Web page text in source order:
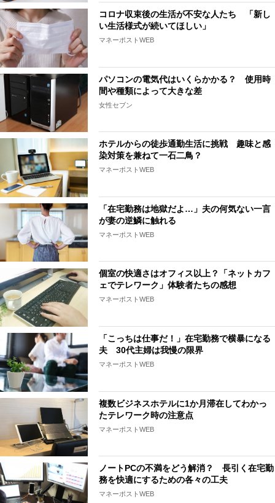
コロナ収束後の生活が不安な人たち 「新し
い生活様式が続いてほしい」
マネーポストWEB
パソコンの電気代はいくらかかる？ 使用時
間や種類によって大きな差
女性セブン
ホテルからの徒歩通勤生活に挑戦 趣味と感
染対策を兼ねて一石二鳥？
マネーポストWEB
「在宅勤務は地獄だよ…」夫の何気ない一言
が妻の逆鱗に触れる
マネーポストWEB
個室の快適さはオフィス以上？「ネットカフ
ェでテレワーク」体験者たちの感想
マネーポストWEB
「こっちは仕事だ！」在宅勤務で横暴になる
夫 30代主婦は我慢の限界
マネーポストWEB
複数ビジネスホテルに1か月滞在してわかっ
たテレワーク時の注意点
マネーポストWEB
ノートPCの不満をどう解消？ 長引く在宅勤
務を快適にするための各々の工夫
マネーポストWEB